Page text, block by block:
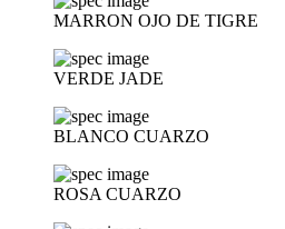
MARRON OJO DE TIGRE
VERDE JADE
BLANCO CUARZO
ROSA CUARZO